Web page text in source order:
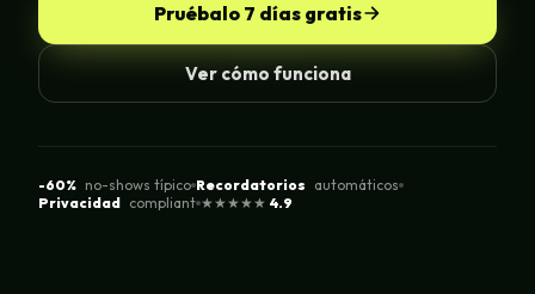
Pruébalo 7 días gratis
Ver cómo funciona
-60% no-shows típico Recordatorios automáticos
Privacidad compliant ★★★★★ 4.9